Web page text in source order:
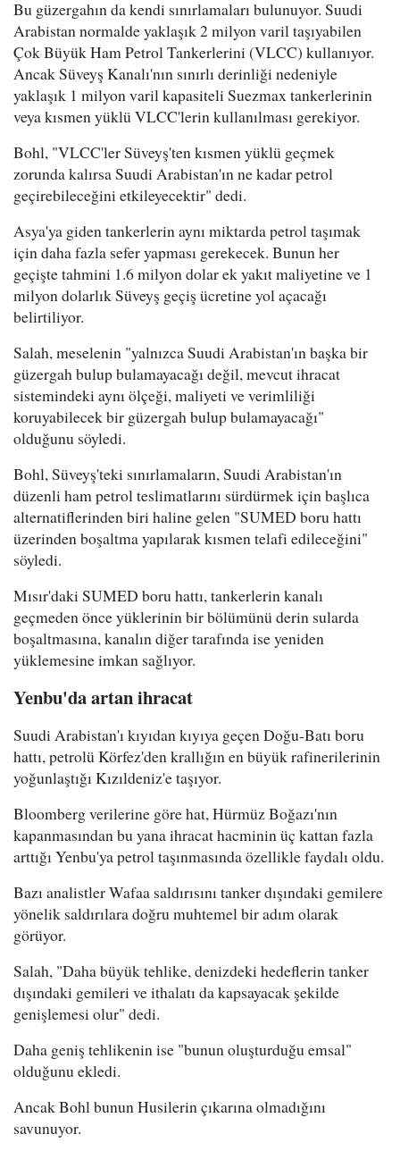
Bu güzergahın da kendi sınırlamaları bulunuyor. Suudi
Arabistan normalde yaklaşık 2 milyon varil taşıyabilen
Çok Büyük Ham Petrol Tankerlerini (VLCC) kullanıyor.
Ancak Süveyş Kanalı'nın sınırlı derinliği nedeniyle
yaklaşık 1 milyon varil kapasiteli Suezmax tankerlerinin
veya kısmen yüklü VLCC'lerin kullanılması gerekiyor.
Bohl, "VLCC'ler Süveyş'ten kısmen yüklü geçmek
zorunda kalırsa Suudi Arabistan'ın ne kadar petrol
geçirebileceğini etkileyecektir" dedi.
Asya'ya giden tankerlerin aynı miktarda petrol taşımak
için daha fazla sefer yapması gerekecek. Bunun her
geçişte tahmini 1.6 milyon dolar ek yakıt maliyetine ve 1
milyon dolarlık Süveyş geçiş ücretine yol açacağı
belirtiliyor.
Salah, meselenin "yalnızca Suudi Arabistan'ın başka bir
güzergah bulup bulamayacağı değil, mevcut ihracat
sistemindeki aynı ölçeği, maliyeti ve verimliliği
koruyabilecek bir güzergah bulup bulamayacağı"
olduğunu söyledi.
Bohl, Süveyş'teki sınırlamaların, Suudi Arabistan'ın
düzenli ham petrol teslimatlarını sürdürmek için başlıca
alternatiflerinden biri haline gelen "SUMED boru hattı
üzerinden boşaltma yapılarak kısmen telafi edileceğini"
söyledi.
Mısır'daki SUMED boru hattı, tankerlerin kanalı
geçmeden önce yüklerinin bir bölümünü derin sularda
boşaltmasına, kanalın diğer tarafında ise yeniden
yüklemesine imkan sağlıyor.
Yenbu'da artan ihracat
Suudi Arabistan'ı kıyıdan kıyıya geçen Doğu-Batı boru
hattı, petrolü Körfez'den krallığın en büyük rafinerilerinin
yoğunlaştığı Kızıldeniz'e taşıyor.
Bloomberg verilerine göre hat, Hürmüz Boğazı'nın
kapanmasından bu yana ihracat hacminin üç kattan fazla
arttığı Yenbu'ya petrol taşınmasında özellikle faydalı oldu.
Bazı analistler Wafaa saldırısını tanker dışındaki gemilere
yönelik saldırılara doğru muhtemel bir adım olarak
görüyor.
Salah, "Daha büyük tehlike, denizdeki hedeflerin tanker
dışındaki gemileri ve ithalatı da kapsayacak şekilde
genişlemesi olur" dedi.
Daha geniş tehlikenin ise "bunun oluşturduğu emsal"
olduğunu ekledi.
Ancak Bohl bunun Husilerin çıkarına olmadığını
savunuyor.